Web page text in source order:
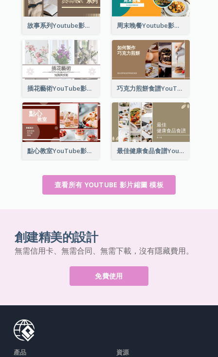
故事系列Youtube影片縮圖 周末晚餐Youtube影片縮圖
插花藝術YouTube影片縮圖 巧克力煎餅食譜YouTube影片縮圖
點心教室YouTube影片縮圖 最佳健康食品食譜YouTube影片縮圖
查看所有 YOUTUBE 影片縮圖 模板
創建精美的設計
無需信用卡、無需合同、無需下載，沒有隱藏費用。
免費使用
產品 資源